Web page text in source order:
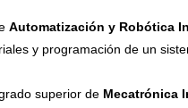
Automatización y Robótica
y programación de un
superior de Mecatrónica